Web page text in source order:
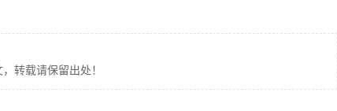
转载请保留出处！